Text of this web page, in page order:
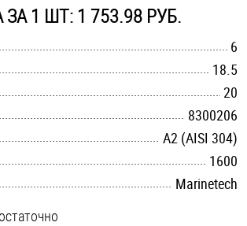
шурупы
ЗА 1 ШТ: 1 753.98 РУБ.
6
18.5
20
8300206
А2 (AISI 304)
1600
Marinetech